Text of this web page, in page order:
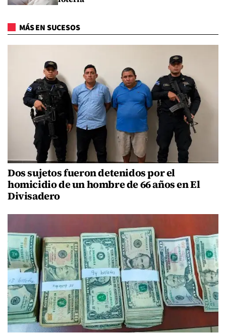
MÁS EN SUCESOS
Dos sujetos fueron detenidos por el
homicidio de un hombre de 66 años en El
Divisadero